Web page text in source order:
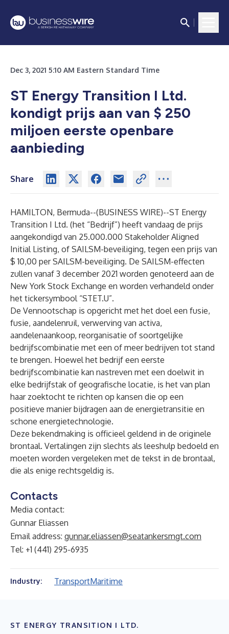
Dec 3, 2021 5:10 AM Eastern Standard Time
ST Energy Transition I Ltd.
kondigt prijs aan van $ 250
miljoen eerste openbare
aanbieding
Share
HAMILTON, Bermuda--(BUSINESS WIRE)--ST Energy
Transition I Ltd. (het “Bedrijf”) heeft vandaag de prijs
aangekondigd van 25.000.000 Stakeholder Aligned
Initial Listing, of SAILSM-beveiliging, tegen een prijs van
$ 10,00 per SAILSM-beveiliging. De SAILSM-effecten
zullen vanaf 3 december 2021 worden genoteerd aan de
New York Stock Exchange en worden verhandeld onder
het tickersymbool “STET.U”.
De Vennootschap is opgericht met het doel een fusie,
fusie, aandelenruil, verwerving van activa,
aandelenaankoop, reorganisatie of soortgelijke
bedrijfscombinatie met een of meer bedrijven tot stand
te brengen. Hoewel het bedrijf een eerste
bedrijfscombinatie kan nastreven met een doelwit in
elke bedrijfstak of geografische locatie, is het van plan
haar zoektocht te richten op kansen die op een
positieve manier bijdragen aan de energietransitie en
schone energietechnologie.
Deze bekendmaking is officieel geldend in de originele
brontaal. Vertalingen zijn slechts als leeshulp bedoeld en
moeten worden vergeleken met de tekst in de brontaal,
die als enige rechtsgeldig is.
Contacts
Media contact:
Gunnar Eliassen
Email address: gunnar.eliassen@seatankersmgt.com
Tel: +1 (441) 295-6935
Industry: TransportMaritime
ST ENERGY TRANSITION I LTD.